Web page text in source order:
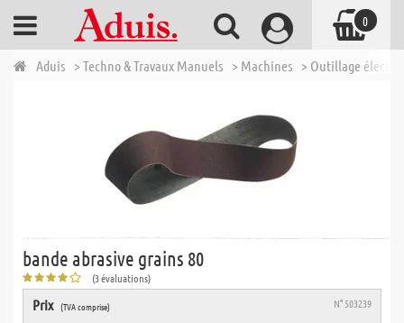
Aduis > Techno & Travaux Manuels > Machines > Outillage
bande abrasive grains 80
(3 évaluations)
Prix (TVA comprise) N° 503239
0